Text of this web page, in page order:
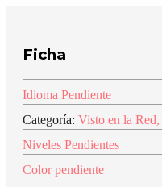
Ficha
Idioma Pendiente
Categoría: Visto en la Red,
Niveles Pendientes
Color pendiente